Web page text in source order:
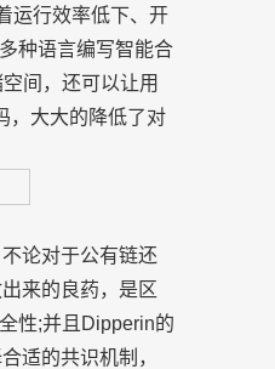
运行效率低下、开
种语言编写智能合
间，还可以让用
，大大的降低了对
论对于公有链还
来的良药，是区
性;并且Dipperin的
适的共识机制，